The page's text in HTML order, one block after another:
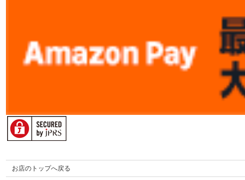
お店のトップへ戻る